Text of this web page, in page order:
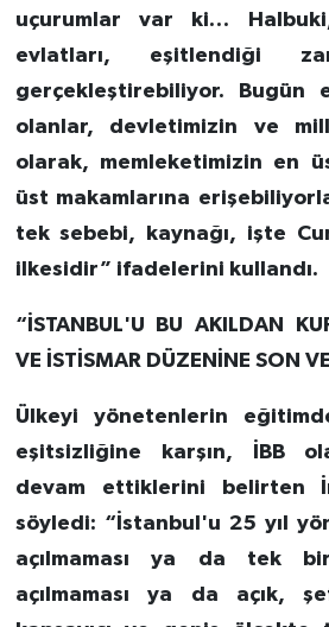
uçurumlar var ki…
evlatları, eşitlendiği
gerçekleştirebiliyor. Bugün
olanlar, devletimizin ve
olarak, memleketimizin en
üst makamlarına
tek sebebi, kaynağı, işte
ilkesidir” ifadelerini kullandı.
“İSTANBUL'U BU AKILDAN
VE İSTİSMAR DÜZENİNE SON
Ülkeyi yönetenlerin
eşitsizliğine karşın, İBB
devam ettiklerini belirten
söyledi: “İstanbul'u 25 yıl
açılmaması ya da tek
açılmaması ya da açık,